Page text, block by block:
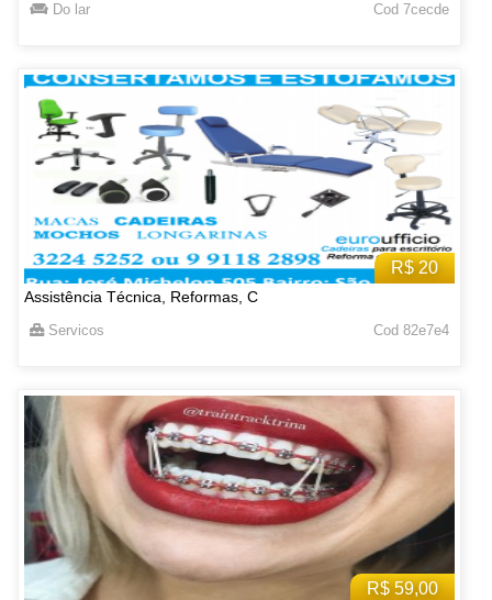
Do lar Cod 7cecde
R$ 20
Assistência Técnica, Reformas, C
Servicos Cod 82e7e4
R$ 59,00